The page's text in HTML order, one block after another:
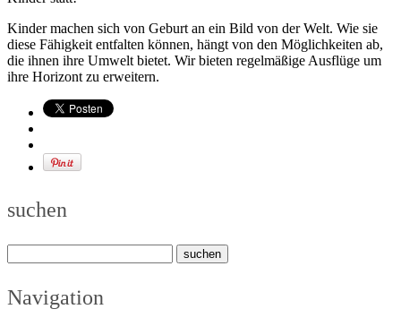
Kinder machen sich von Geburt an ein Bild von der Welt. Wie sie
diese Fähigkeit entfalten können, hängt von den Möglichkeiten ab,
die ihnen ihre Umwelt bietet. Wir bieten regelmäßige Ausflüge um
ihre Horizont zu erweitern.
suchen
Navigation